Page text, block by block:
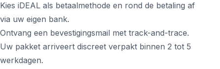
Kies iDEAL als betaalmethode en rond de betaling af
via uw eigen bank.
Ontvang een bevestigingsmail met track-and-trace.
Uw pakket arriveert discreet verpakt binnen 2 tot 5
werkdagen.